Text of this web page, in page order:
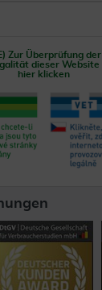
Zur Überprüfung der
dieser Website
hier klicken